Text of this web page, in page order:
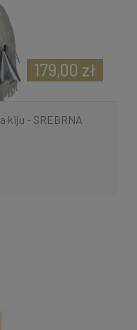
kiju - SREBRNA
179,00 zł